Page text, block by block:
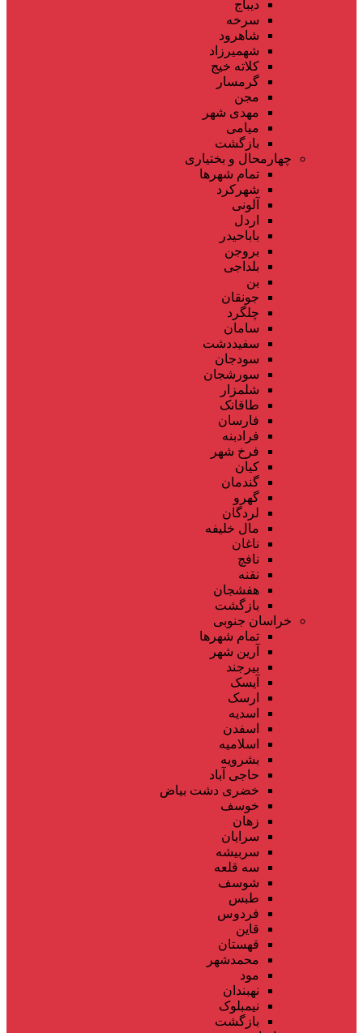
دیباج
سرخه
شاهرود
شهمیرزاد
کلاته خیج
گرمسار
مجن
مهدی شهر
میامی
بازگشت
چهارمحال و بختیاری
تمام شهر‌ها
شهرکرد
آلونی
اردل
باباحیدر
بروجن
بلداجی
بن
جونقان
چلگرد
سامان
سفیددشت
سودجان
سورشجان
شلمزار
طاقانک
فارسان
فرادبنه
فرخ شهر
کیان
گندمان
گهرو
لردگان
مال خلیفه
ناغان
نافچ
نقنه
هفشجان
بازگشت
خراسان جنوبی
تمام شهر‌ها
آرین شهر
بیرجند
آیسک
ارسک
اسدیه
اسفدن
اسلامیه
بشرویه
حاجی آباد
خضری دشت بیاض
خوسف
زهان
سرایان
سربیشه
سه قلعه
شوسف
طبس
فردوس
قاین
قهستان
محمدشهر
مود
نهبندان
نیمبلوک
بازگشت